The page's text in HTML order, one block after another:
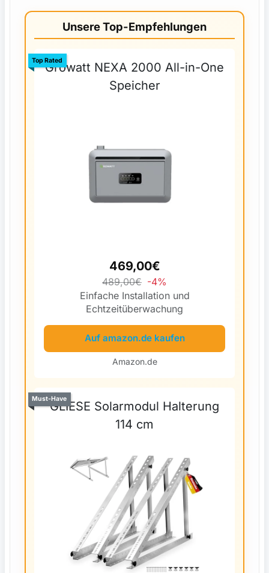
Unsere Top-Empfehlungen
Growatt NEXA 2000 All-in-One
Speicher
Top Rated
469,00€
489,00€ -4%
Einfache Installation und
Echtzeitüberwachung
Auf amazon.de kaufen
Amazon.de
GLIESE Solarmodul Halterung
114 cm
Must-Have